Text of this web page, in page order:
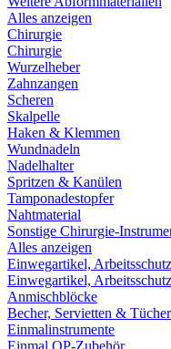
Alles anzeigen
Chirurgie
Chirurgie
Wurzelheber
Zahnzangen
Scheren
Skalpelle
Haken & Klemmen
Wundnadeln
Nadelhalter
Spritzen & Kanülen
Tamponadestopfer
Nahtmaterial
Sonstige Chirurgie-
Alles anzeigen
Einwegartikel, Arbeitsschutz
Einwegartikel, Arbeitsschutz
Anmischblöcke
Becher, Servietten & Tücher
Einmalinstrumente
Einmal OP-Zubehör